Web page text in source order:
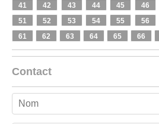
41
42 43 44 45 46
51
52 53 54 55 56
61
62 63 64 65 66
Contact